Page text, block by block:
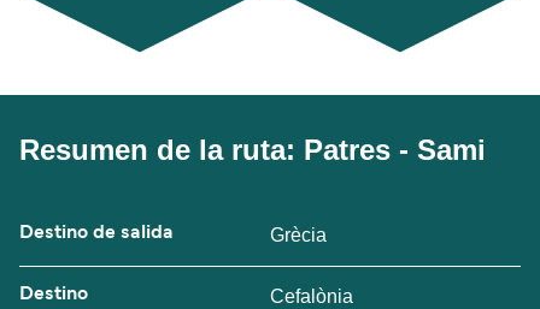
Resumen de la ruta: Patres - Sami
Destino de salida Grècia
Destino Cefalònia